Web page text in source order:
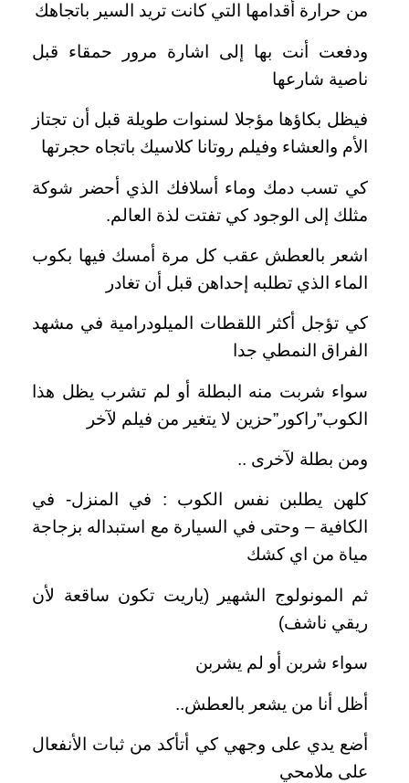
من حرارة أقدامها التي كانت تريد السير باتجاهك
ودفعت أنت بها إلى اشارة مرور حمقاء قبل
ناصية شارعها
فيظل بكاؤها مؤجلا لسنوات طويلة قبل أن تجتاز
الأم والعشاء وفيلم روتانا كلاسيك باتجاه حجرتها
كي تسب دمك وماء أسلافك الذي أحضر شوكة
مثلك إلى الوجود كي تفتت لذة العالم.
اشعر بالعطش عقب كل مرة أمسك فيها بكوب
الماء الذي تطلبه إحداهن قبل أن تغادر
كي تؤجل أكثر اللقطات الميلودرامية في مشهد
الفراق النمطي جدا
سواء شربت منه البطلة أو لم تشرب يظل هذا
الكوب”راكور”حزين لا يتغير من فيلم لآخر
ومن بطلة لآخرى ..
كلهن يطلبن نفس الكوب : في المنزل- في
الكافية – وحتى في السيارة مع استبداله بزجاجة
مياة من اي كشك
ثم المونولوج الشهير (ياريت تكون ساقعة لأن
ريقي ناشف)
سواء شربن أو لم يشربن
أظل أنا من يشعر بالعطش..
أضع يدي على وجهي كي أتأكد من ثبات الأنفعال
على ملامحي